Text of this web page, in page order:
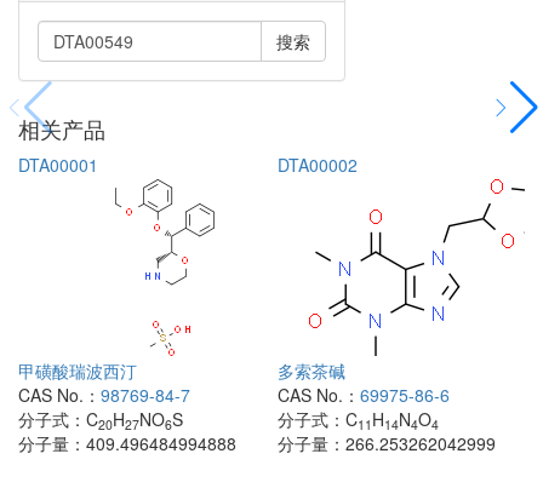
搜索
相关产品
DTA00001
甲磺酸瑞波西汀
CAS No.： 98769-84-7
分子式： C20H27NO6S
分子量： 409.496484994888
DTA00002
多索茶碱
CAS No.： 69975-86-6
分子式： C11 H14N4O4
分子量： 266.253262042999